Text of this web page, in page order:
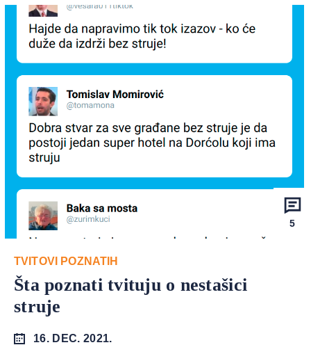
5
TVITOVI POZNATIH
Šta poznati tvituju o nestašici
struje
16. DEC. 2021.